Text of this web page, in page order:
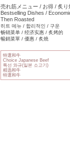
売れ筋メニュー / お得 / 炙り
Bestselling Dishes /
Then Roasted
히트 메뉴 / 합리적인 / 구운
畅销菜单 / 经济实惠 / 炙烤的
暢銷菜單 / 優惠 / 炙燒
特選和牛
Choice Japanese Beef
특선 와규(일본 소고기)
精选和牛
特選和牛